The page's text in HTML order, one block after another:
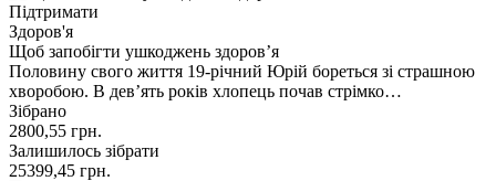
Підтримати
Здоров'я
Щоб запобігти ушкоджень здоров’я
Половину свого життя 19-річний Юрій бореться зі страшною
хворобою. В девʼять років хлопець почав стрімко…
Зібрано
2800,55 грн.
Залишилось зібрати
25399,45 грн.